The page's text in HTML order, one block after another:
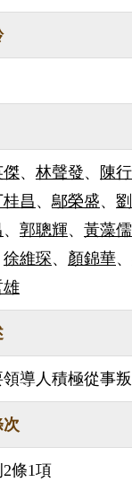
傑、 林聲發、 陳
昌 、鄔榮盛、
、 郭聰輝、 黃藻儒
徐維琛、 顏錦華、
雄
導人積極從事
條1項